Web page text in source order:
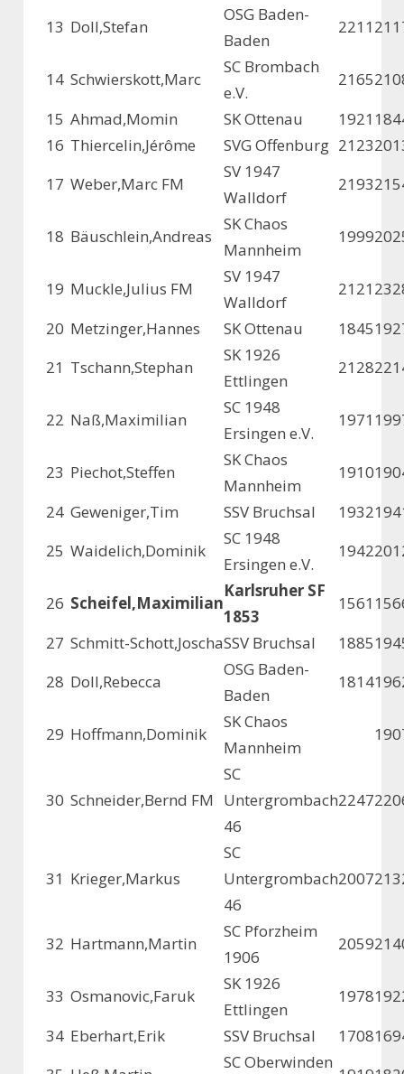
13 Doll,Stefan
OSG Baden-
Baden
2211
14 Schwierskott,Marc
SC Brombach
e.V.
2165
15 Ahmad,Momin SK Ottenau 1921
16 Thiercelin,Jérôme SVG Offenburg 2123
17 Weber,Marc FM
SV 1947
Walldorf
2193
18 Bäuschlein,Andreas
SK Chaos
Mannheim
1999
19 Muckle,Julius FM
SV 1947
Walldorf
2121
20 Metzinger,Hannes SK Ottenau 1845
21 Tschann,Stephan
SK 1926
Ettlingen
2128
22 Naß,Maximilian
SC 1948
Ersingen e.V.
1971
23 Piechot,Steffen
SK Chaos
Mannheim
1910
24 Geweniger,Tim SSV Bruchsal 1932
25 Waidelich,Dominik
SC 1948
Ersingen e.V.
1942
26 Scheifel,Maximilian
Karlsruher SF
1853
1561
27 Schmitt-Schott,JoschaSSV Bruchsal 1885
28 Doll,Rebecca
OSG Baden-
Baden
1814
29 Hoffmann,Dominik
SK Chaos
Mannheim
30 Schneider,Bernd FM
SC
Untergrombach
46
2247
31 Krieger,Markus
SC
Untergrombach
46
2007
32 Hartmann,Martin
SC Pforzheim
1906
2059
33 Osmanovic,Faruk
SK 1926
Ettlingen
1978
34 Eberhart,Erik SSV Bruchsal 1708
SC Oberwinden